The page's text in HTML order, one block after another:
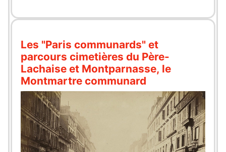
Les "Paris communards" et
parcours cimetières du Père-
Lachaise et Montparnasse, le
Montmartre communard